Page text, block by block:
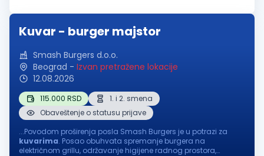
i raznovrsnih jela (doručak i ručak). Nabavka...
Kuvar - burger majstor
Smash Burgers d.o.o.
Beograd - Izvan pretražene lokacije
12.08.2026
115.000 RSD
1. i 2. smena
Obaveštenje o statusu prijave
...Povodom proširenja posla Smash Burgers je u potrazi za
kuvarima. Posao obuhvata spremanje burgera na
električnom grillu, održavanje higijene radnog prostora,